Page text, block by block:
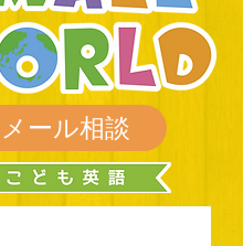
メール相談